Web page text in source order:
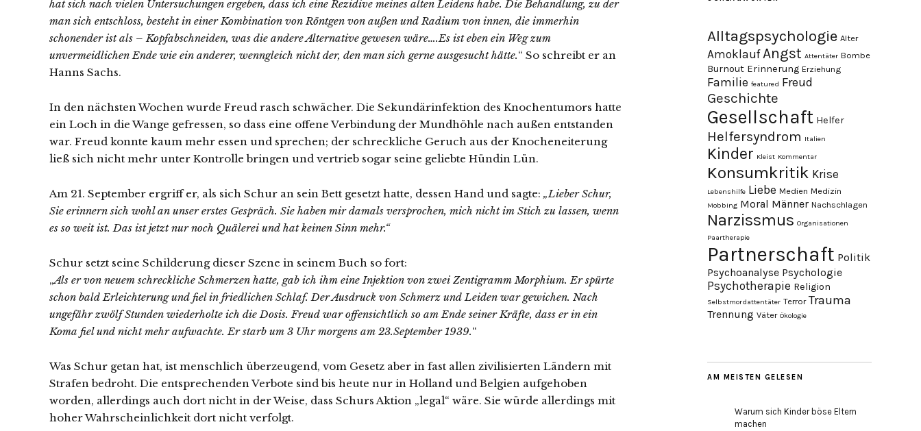
hat sich nach vielen Untersuchungen ergeben, dass ich eine Rezidive meines alten Leidens habe. Die Behandlung, zu der
man sich entschloss, besteht in einer Kombination von Röntgen von außen und Radium von innen, die immerhin
schonender ist als – Kopfabschneiden, was die andere Alternative gewesen wäre….Es ist eben ein Weg zum
unvermeidlichen Ende wie ein anderer, wenngleich nicht der, den man sich gerne ausgesucht hätte.“ So schreibt er an
Hanns Sachs.
In den nächsten Wochen wurde Freud rasch schwächer. Die Sekundärinfektion des Knochentumors hatte
ein Loch in die Wange gefressen, so dass eine offene Verbindung der Mundhöhle nach außen entstanden
war. Freud konnte kaum mehr essen und sprechen; der schreckliche Geruch aus der Knocheneiterung
ließ sich nicht mehr unter Kontrolle bringen und vertrieb sogar seine geliebte Hündin Lün.
Am 21. September ergriff er, als sich Schur an sein Bett gesetzt hatte, dessen Hand und sagte: „Lieber Schur,
Sie erinnern sich wohl an unser erstes Gespräch. Sie haben mir damals versprochen, mich nicht im Stich zu lassen, wenn
es so weit ist. Das ist jetzt nur noch Quälerei und hat keinen Sinn mehr.“
Schur setzt seine Schilderung dieser Szene in seinem Buch so fort:
„Als er von neuem schreckliche Schmerzen hatte, gab ich ihm eine Injektion von zwei Zentigramm Morphium. Er spürte
schon bald Erleichterung und fiel in friedlichen Schlaf. Der Ausdruck von Schmerz und Leiden war gewichen. Nach
ungefähr zwölf Stunden wiederholte ich die Dosis. Freud war offensichtlich so am Ende seiner Kräfte, dass er in ein
Koma fiel und nicht mehr aufwachte. Er starb um 3 Uhr morgens am 23.September 1939.“
Was Schur getan hat, ist menschlich überzeugend, vom Gesetz aber in fast allen zivilisierten Ländern mit
Strafen bedroht. Die entsprechenden Verbote sind bis heute nur in Holland und Belgien aufgehoben
worden, allerdings auch dort nicht in der Weise, dass Schurs Aktion „legal“ wäre. Sie würde allerdings mit
hoher Wahrscheinlichkeit dort nicht verfolgt.
Alltagspsychologie Alter
Amoklauf Angst Attentäter Bombe
Burnout Erinnerung Erziehung
Familie featured Freud
Geschichte
Gesellschaft Helfer
Helfersyndrom Italien
Kinder Kleist Kommentar
Konsumkritik Krise
Lebenshilfe Liebe Medien Medizin
Mobbing Moral Männer Nachschlagen
Narzissmus Organisationen
Paartherapie
Partnerschaft Politik
Psychoanalyse Psychologie
Psychotherapie Religion
Selbstmordattentäter Terror Trauma
Trennung Väter Ökologie
AM MEISTEN GELESEN
Warum sich Kinder böse Eltern
machen